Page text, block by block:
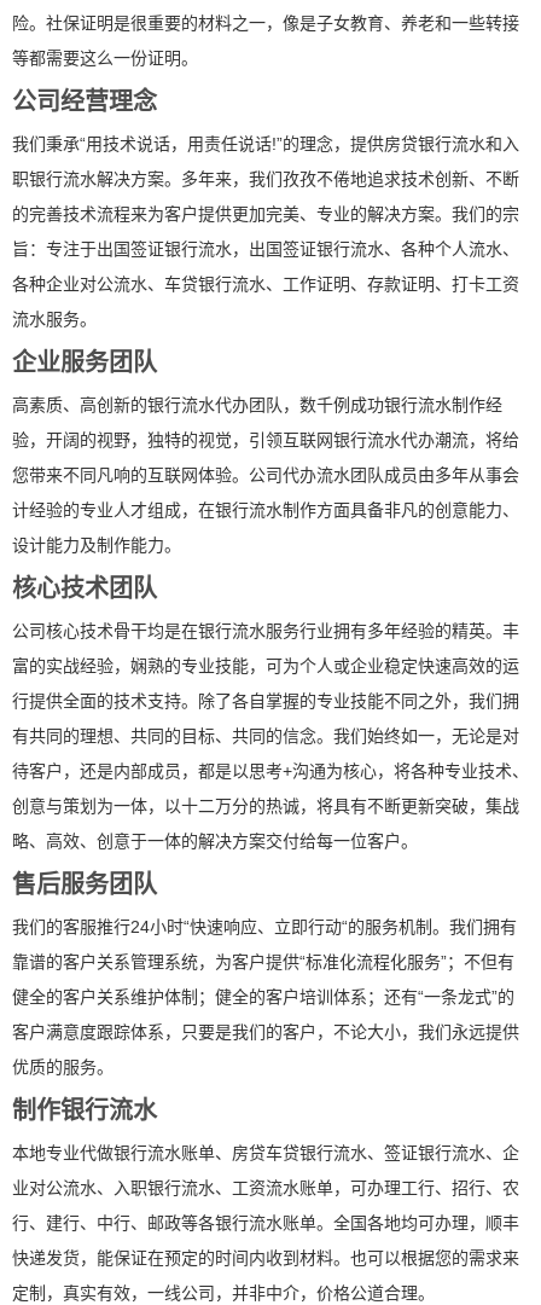
险。社保证明是很重要的材料之一，像是子女教育、养老和一些转接
等都需要这么一份证明。
公司经营理念
我们秉承“用技术说话，用责任说话!”的理念，提供房贷银行流水和入
职银行流水解决方案。多年来，我们孜孜不倦地追求技术创新、不断
的完善技术流程来为客户提供更加完美、专业的解决方案。我们的宗
旨：专注于出国签证银行流水，出国签证银行流水、各种个人流水、
各种企业对公流水、车贷银行流水、工作证明、存款证明、打卡工资
流水服务。
企业服务团队
高素质、高创新的银行流水代办团队，数千例成功银行流水制作经
验，开阔的视野，独特的视觉，引领互联网银行流水代办潮流，将给
您带来不同凡响的互联网体验。公司代办流水团队成员由多年从事会
计经验的专业人才组成，在银行流水制作方面具备非凡的创意能力、
设计能力及制作能力。
核心技术团队
公司核心技术骨干均是在银行流水服务行业拥有多年经验的精英。丰
富的实战经验，娴熟的专业技能，可为个人或企业稳定快速高效的运
行提供全面的技术支持。除了各自掌握的专业技能不同之外，我们拥
有共同的理想、共同的目标、共同的信念。我们始终如一，无论是对
待客户，还是内部成员，都是以思考+沟通为核心，将各种专业技术、
创意与策划为一体，以十二万分的热诚，将具有不断更新突破，集战
略、高效、创意于一体的解决方案交付给每一位客户。
售后服务团队
我们的客服推行24小时“快速响应、立即行动“的服务机制。我们拥有
靠谱的客户关系管理系统，为客户提供“标准化流程化服务”；不但有
健全的客户关系维护体制；健全的客户培训体系；还有“一条龙式”的
客户满意度跟踪体系，只要是我们的客户，不论大小，我们永远提供
优质的服务。
制作银行流水
本地专业代做银行流水账单、房贷车贷银行流水、签证银行流水、企
业对公流水、入职银行流水、工资流水账单，可办理工行、招行、农
行、建行、中行、邮政等各银行流水账单。全国各地均可办理，顺丰
快递发货，能保证在预定的时间内收到材料。也可以根据您的需求来
定制，真实有效，一线公司，并非中介，价格公道合理。